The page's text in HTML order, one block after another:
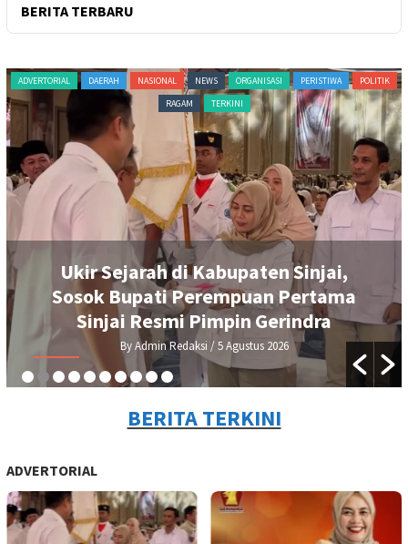
BERITA TERBARU
DAERAH NASIONAL NEWS ORGANISASI PERISTIWA
POLITIK
TERKINI
Sejarah di Kabupaten Sinjai,
Bupati Perempuan Pertama
Resmi Pimpin Gerindra
By Admin Redaksi / 5 Agustus 2026
ADVERTORIAL
BERITA TERKINI
ADVERTORIAL